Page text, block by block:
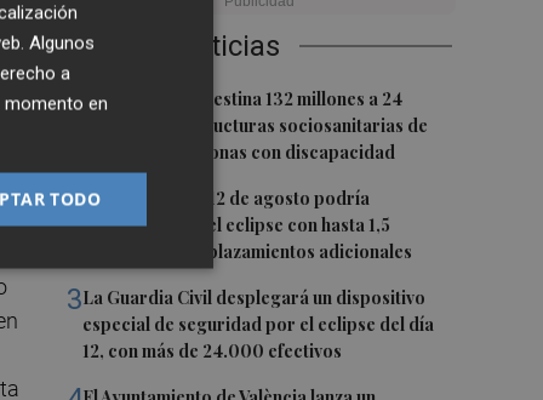
Últimas Noticias
1 La Generalitat destina 132 millones a 24
nuevas infraestructuras sociosanitarias de
mayores y personas con discapacidad
2La movilidad el 12 de agosto podría
duplicarse por el eclipse con hasta 1,5
millones de desplazamientos adicionales
3La Guardia Civil desplegará un dispositivo
especial de seguridad por el eclipse del día
12, con más de 24.000 efectivos
Algunos
a
momento en
TODO